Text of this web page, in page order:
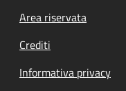
Footer menu
Area riservata
Crediti
Informativa privacy